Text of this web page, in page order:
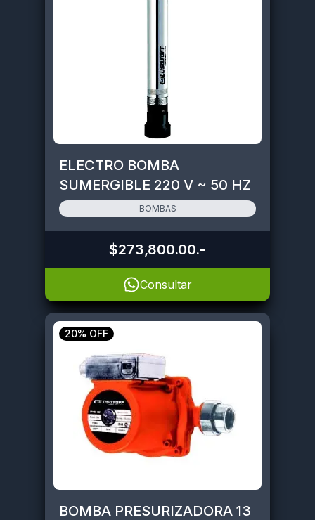
ELECTRO BOMBA
SUMERGIBLE 220 V ~ 50 HZ
• LQ4-PACK-120M
BOMBAS
$273,800.00.-
Consultar
20% OFF
BOMBA PRESURIZADORA 13